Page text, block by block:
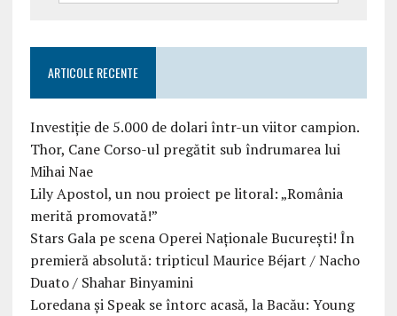
ARTICOLE RECENTE
Investiție de 5.000 de dolari într-un viitor campion.
Thor, Cane Corso-ul pregătit sub îndrumarea lui
Mihai Nae
Lily Apostol, un nou proiect pe litoral: „România
merită promovată!”
Stars Gala pe scena Operei Naționale București! În
premieră absolută: tripticul Maurice Béjart / Nacho
Duato / Shahar Binyamini
Loredana și Speak se întorc acasă, la Bacău: Young